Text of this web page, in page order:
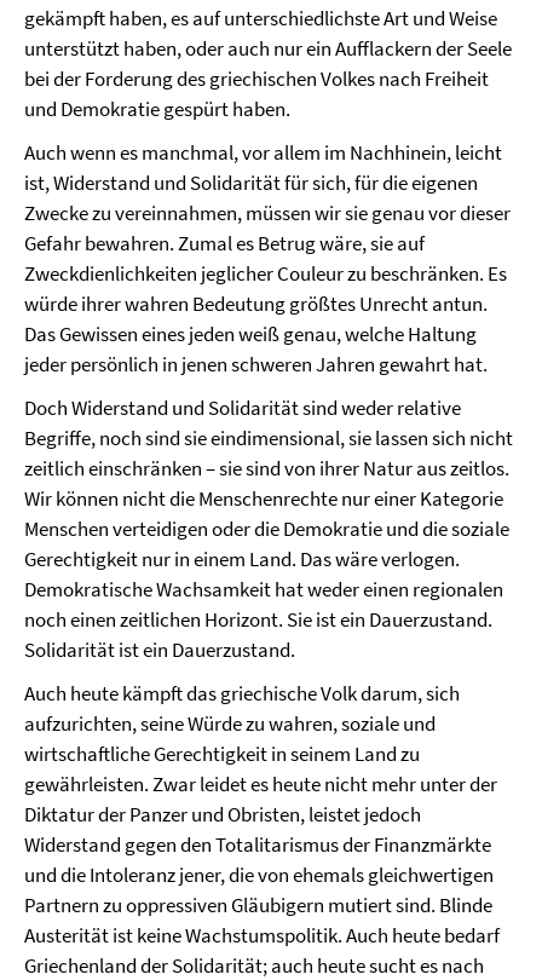
gekämpft haben, es auf unterschiedlichste Art und Weise
unterstützt haben, oder auch nur ein Aufflackern der Seele
bei der Forderung des griechischen Volkes nach Freiheit
und Demokratie gespürt haben.
Auch wenn es manchmal, vor allem im Nachhinein, leicht
ist, Widerstand und Solidarität für sich, für die eigenen
Zwecke zu vereinnahmen, müssen wir sie genau vor dieser
Gefahr bewahren. Zumal es Betrug wäre, sie auf
Zweckdienlichkeiten jeglicher Couleur zu beschränken. Es
würde ihrer wahren Bedeutung größtes Unrecht antun.
Das Gewissen eines jeden weiß genau, welche Haltung
jeder persönlich in jenen schweren Jahren gewahrt hat.
Doch Widerstand und Solidarität sind weder relative
Begriffe, noch sind sie eindimensional, sie lassen sich nicht
zeitlich einschränken – sie sind von ihrer Natur aus zeitlos.
Wir können nicht die Menschenrechte nur einer Kategorie
Menschen verteidigen oder die Demokratie und die soziale
Gerechtigkeit nur in einem Land. Das wäre verlogen.
Demokratische Wachsamkeit hat weder einen regionalen
noch einen zeitlichen Horizont. Sie ist ein Dauerzustand.
Solidarität ist ein Dauerzustand.
Auch heute kämpft das griechische Volk darum, sich
aufzurichten, seine Würde zu wahren, soziale und
wirtschaftliche Gerechtigkeit in seinem Land zu
gewährleisten. Zwar leidet es heute nicht mehr unter der
Diktatur der Panzer und Obristen, leistet jedoch
Widerstand gegen den Totalitarismus der Finanzmärkte
und die Intoleranz jener, die von ehemals gleichwertigen
Partnern zu oppressiven Gläubigern mutiert sind. Blinde
Austerität ist keine Wachstumspolitik. Auch heute bedarf
Griechenland der Solidarität; auch heute sucht es nach